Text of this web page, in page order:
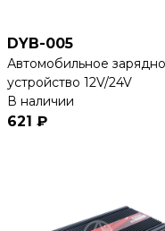
DYB-005
Автомобильное
устройство 12V/24V
В наличии
621 ₽